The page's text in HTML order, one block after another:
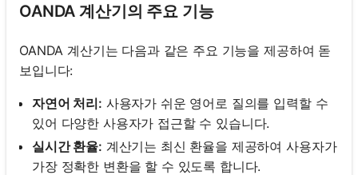
OANDA 계산기의 주요 기능
OANDA 계산기는 다음과 같은 주요 기능을 제공하여 돋
보입니다:
자연어 처리: 사용자가 쉬운 영어로 질의를 입력할 수
있어 다양한 사용자가 접근할 수 있습니다.
실시간 환율: 계산기는 최신 환율을 제공하여 사용자가
가장 정확한 변환을 할 수 있도록 합니다.